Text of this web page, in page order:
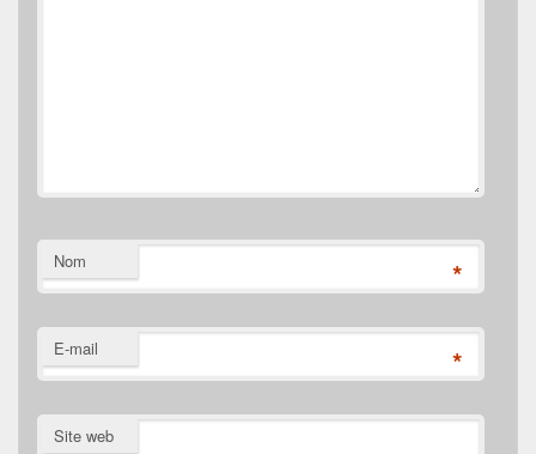
Nom *
E-mail *
Site web